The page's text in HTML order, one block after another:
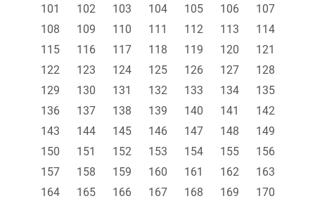
101
102 103 104 105 106
107
108
109 110 111 112 113
114
115
116 117 118 119 120
121
122
123 124 125 126 127
128
129
130 131 132 133 134
135
136
137 138 139 140 141
142
143
144 145 146 147 148
149
150
151 152 153 154 155
156
157
158 159 160 161 162
163
164
165 166 167 168 169
170